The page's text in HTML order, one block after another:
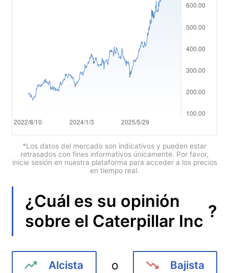
Tiếng việt
Bahasa Indonesia
Bahasa Melayu
हिन्दी
*Los datos del mercado son indicativos y pueden estar
retrasados con fines informativos únicamente. Por favor,
inicie sesión en nuestra plataforma para acceder a los precios
en tiempo real.
¿Cuál es su opinión
sobre el Caterpillar Inc ?
Alcista o Bajista